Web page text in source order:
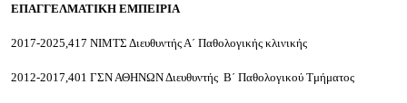
ΕΠΑΓΓΕΛΜΑΤΙΚΗ ΕΜΠΕΙΡΙΑ
2017-2025,417 ΝΙΜΤΣ Διευθυντής Α΄ Παθολογικής κλινικής
2012-2017,401 ΓΣΝ ΑΘΗΝΩΝ Διευθυντής B΄ Παθολογικού Τμήματος